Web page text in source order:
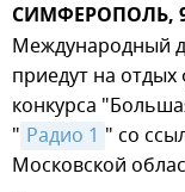
СИМФЕРОПОЛЬ,
Международный
приедут на
конкурса
" Радио 1 " со
Московской